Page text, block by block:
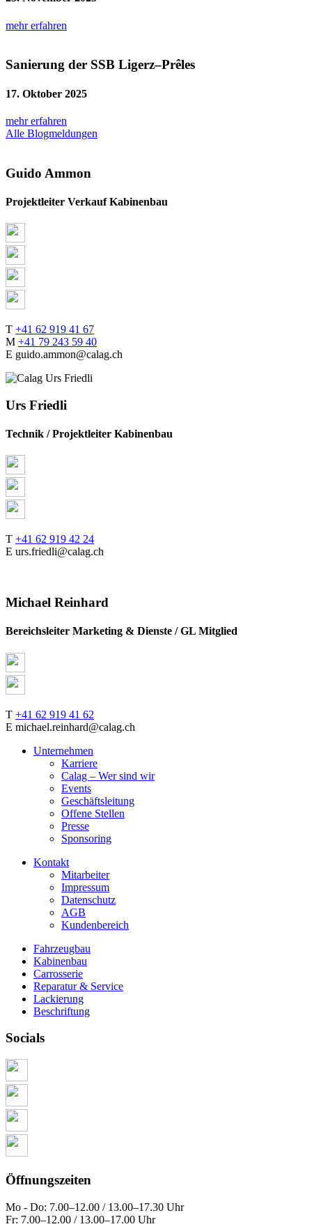
mehr erfahren
Sanierung der SSB Ligerz–Prêles
17. Oktober 2025
mehr erfahren
Alle Blogmeldungen
Guido Ammon
Projektleiter Verkauf Kabinenbau
T +41 62 919 41 67
M +41 79 243 59 40
E guido.ammon@calag.ch
Urs Friedli
Technik / Projektleiter Kabinenbau
T +41 62 919 42 24
E urs.friedli@calag.ch
Michael Reinhard
Bereichsleiter Marketing & Dienste / GL Mitglied
T +41 62 919 41 62
E michael.reinhard@calag.ch
Unternehmen
Karriere
Calag – Wer sind wir
Events
Geschäftsleitung
Offene Stellen
Presse
Sponsoring
Kontakt
Mitarbeiter
Impressum
Datenschutz
AGB
Kundenbereich
Fahrzeugbau
Kabinenbau
Carrosserie
Reparatur & Service
Lackierung
Beschriftung
Socials
Öffnungszeiten
Mo - Do: 7.00–12.00 / 13.00–17.30 Uhr
Fr: 7.00–12.00 / 13.00–17.00 Uhr